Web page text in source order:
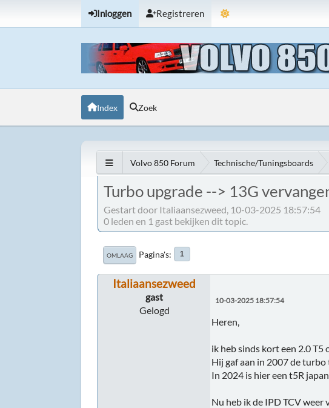
Inloggen Registreren
Index Zoek
Volvo 850 Forum Technische/Tuningsboards
Turbo upgrade --> 13G
Gestart door Italiaansezweed, 10-03-2025 18:57:54
0 leden en 1 gast bekijken dit topic.
OMLAAG Pagina's 1
Italiaansezweed
gast
Gelogd
10-03-2025 18:57:54
Heren,
ik heb sinds kort een 2.0 T5
Hij gaf aan in 2007 de
In 2024 is hier een t5R
Nu heb ik de IPD TCV weer